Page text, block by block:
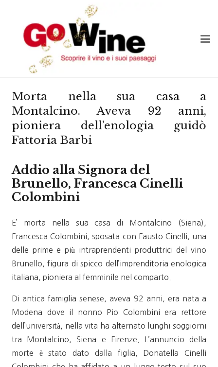
Morta nella sua casa a
Montalcino. Aveva 92 anni,
pioniera dell’enologia guidò
Fattoria Barbi
Addio alla Signora del
Brunello, Francesca Cinelli
Colombini
E’ morta nella sua casa di Montalcino (Siena),
Francesca Colombini, sposata con Fausto Cinelli, una
delle prime e più intraprendenti produttrici del vino
Brunello, figura di spicco dell’imprenditoria enologica
italiana, pioniera al femminile nel comparto.
Di antica famiglia senese, aveva 92 anni, era nata a
Modena dove il nonno Pio Colombini era rettore
dell’università, nella vita ha alternato lunghi soggiorni
tra Montalcino, Siena e Firenze. L’annuncio della
morte è stato dato dalla figlia, Donatella Cinelli